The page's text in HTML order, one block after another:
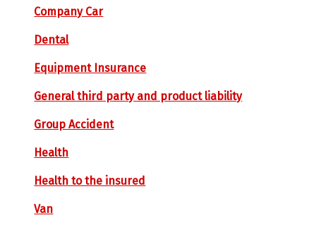
Company Car
Dental
Equipment Insurance
General third party and product liability
Group Accident
Health
Health to the insured
Van